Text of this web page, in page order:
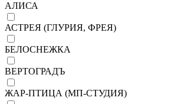
АЛИСА
АСТРЕЯ (ГЛУРИЯ, ФРЕЯ)
БЕЛОСНЕЖКА
ВЕРТОГРАДЪ
ЖАР-ПТИЦА (МП-СТУДИЯ)